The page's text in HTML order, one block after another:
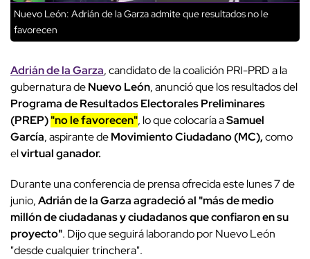
Nuevo León: Adrián de la Garza admite que resultados no le
favorecen
Adrián de la Garza, candidato de la coalición PRI-PRD a la
gubernatura deNuevo León, anunció que los resultados del
Programa de Resultados Electorales Preliminares
(PREP)"no le favorecen", lo que colocaría aSamuel
García, aspirante deMovimiento Ciudadano (MC),como
elvirtual ganador.
Durante una conferencia de prensa ofrecida este lunes 7 de
junio,Adrián de la Garza agradeció al "más de medio
millón de ciudadanas y ciudadanos que confiaron en su
proyecto". Dijo que seguirá laborando por Nuevo León
"desde cualquier trinchera".